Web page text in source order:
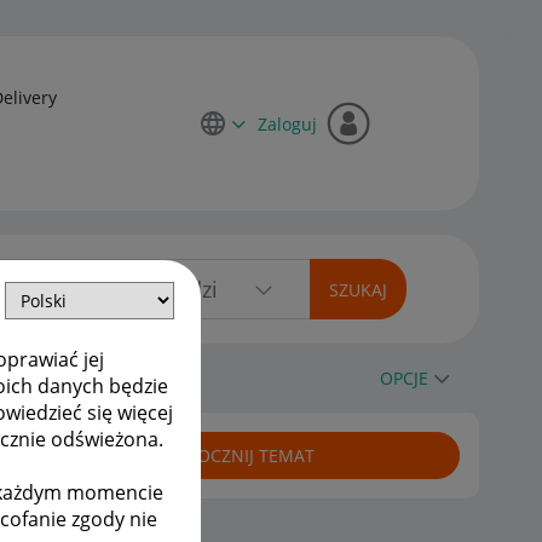
jej
danych będzie
się więcej
odświeżona.
momencie
zgody nie
Zaloguj
OPCJE
ROZPOCZNIJ TEMAT